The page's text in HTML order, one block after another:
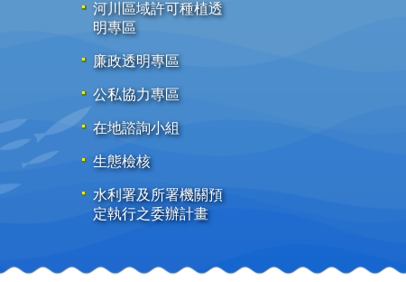
河川區域許可種植透
明專區
廉政透明專區
公私協力專區
在地諮詢小組
生態檢核
水利署及所署機關預
定執行之委辦計畫